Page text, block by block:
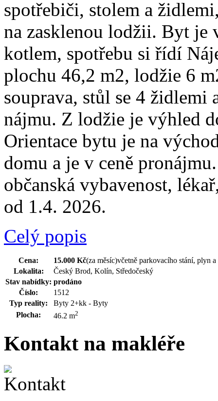
spotřebiči, stolem a
na zasklenou lodžii. Byt
kotlem, spotřebu si řídí
plochu 46,2 m2, lodžie 6
souprava, stůl se 4 židlemi
nájmu. Z lodžie je výhled
Orientace bytu je na
domu a je v ceně
občanská vybavenost,
od 1.4. 2026.
Celý popis
Cena: 15.000 Kč(za měsíc)včetně parkovacího stání, plyn
Lokalita:
Český Brod, Kolín, Středočeský
Stav nabídky: prodáno
Číslo:
1512
Typ reality:
Byty 2+kk - Byty
Plocha:
46.2 m2
Kontakt na makléře